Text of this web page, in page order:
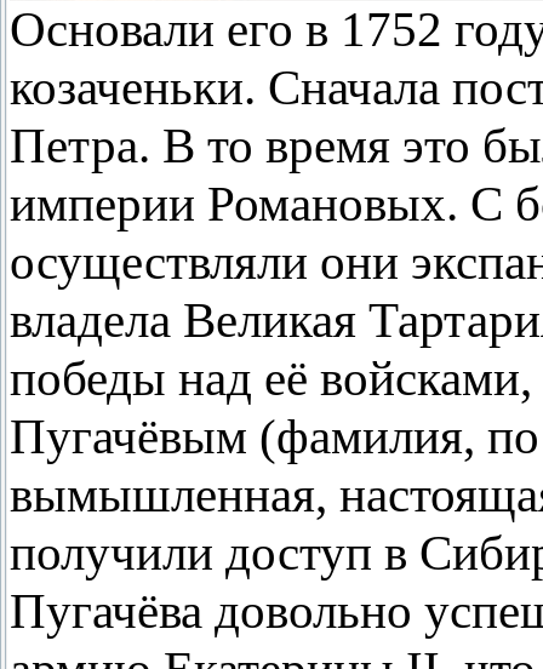
Основали его в 1752
козаченьки. Сначала
Петра. В то время это
империи Романовых. С
осуществляли они
владела Великая
победы над её
Пугачёвым (фамилия, по
вымышленная,
получили доступ в
Пугачёва довольно